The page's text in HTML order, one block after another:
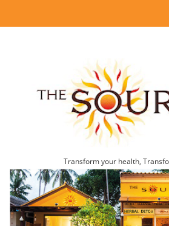
Transform your health,